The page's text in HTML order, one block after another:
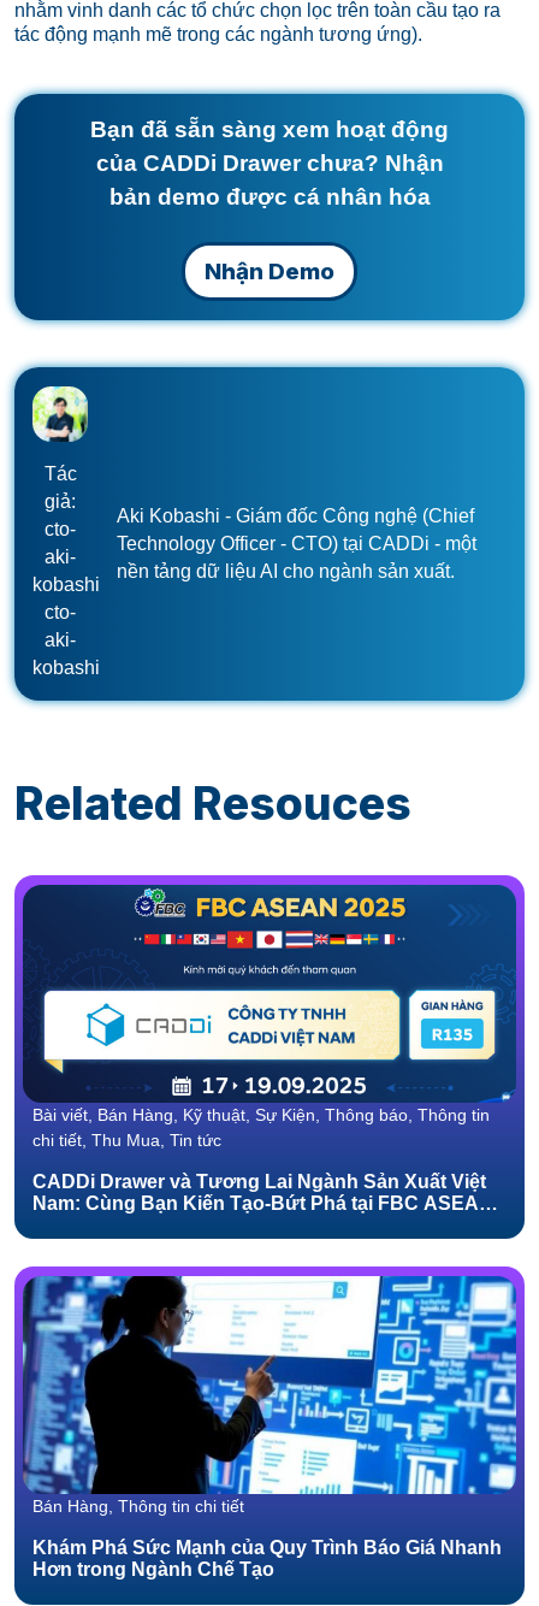
nhằm vinh danh các tổ chức chọn lọc trên toàn cầu tạo ra
tác động mạnh mẽ trong các ngành tương ứng).
Bạn đã sẵn sàng xem hoạt động
của CADDi Drawer chưa? Nhận
bản demo được cá nhân hóa
Nhận Demo
Tác
giả:
cto-
aki-
kobashi
cto-
aki-
kobashi
Aki Kobashi - Giám đốc Công nghệ (Chief
Technology Officer - CTO) tại CADDi - một
nền tảng dữ liệu AI cho ngành sản xuất.
Related Resouces
Bài viết, Bán Hàng, Kỹ thuật, Sự Kiện, Thông báo, Thông tin
chi tiết, Thu Mua, Tin tức
CADDi Drawer và Tương Lai Ngành Sản Xuất Việt
Nam: Cùng Bạn Kiến Tạo-Bứt Phá tại FBC ASEAN
Bán Hàng, Thông tin chi tiết
Khám Phá Sức Mạnh của Quy Trình Báo Giá Nhanh
Hơn trong Ngành Chế Tạo